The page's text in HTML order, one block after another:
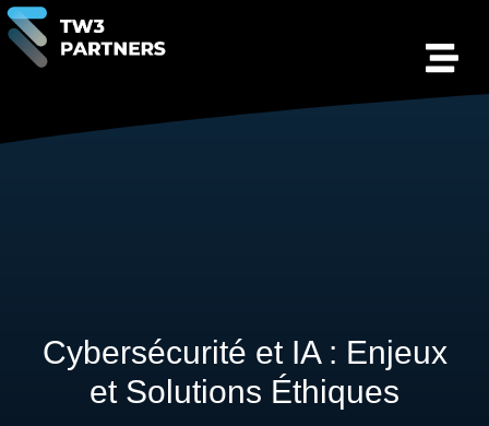
Cybersécurité et IA : Enjeux
et Solutions Éthiques